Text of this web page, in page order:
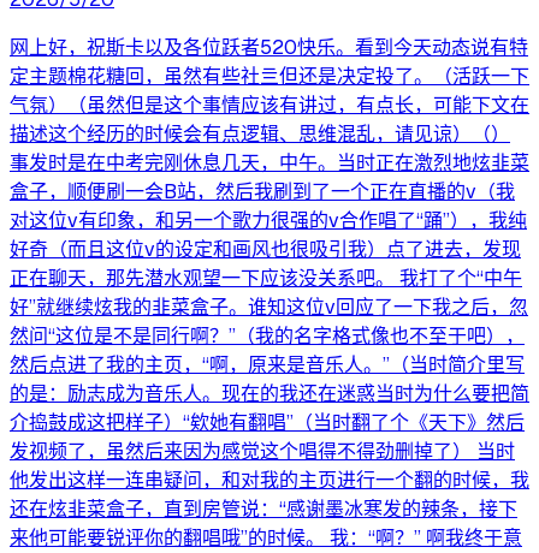
网上好，祝斯卡以及各位跃者520快乐。看到今天动态说有特
定主题棉花糖回，虽然有些社亖但还是决定投了。（活跃一下
气氛）（虽然但是这个事情应该有讲过，有点长，可能下文在
描述这个经历的时候会有点逻辑、思维混乱，请见谅）（）
事发时是在中考完刚休息几天，中午。当时正在激烈地炫韭菜
盒子，顺便刷一会B站，然后我刷到了一个正在直播的v（我
对这位v有印象，和另一个歌力很强的v合作唱了“踊”），我纯
好奇（而且这位v的设定和画风也很吸引我）点了进去，发现
正在聊天，那先潜水观望一下应该没关系吧。 我打了个“中午
好”就继续炫我的韭菜盒子。谁知这位v回应了一下我之后，忽
然问“这位是不是同行啊？”（我的名字格式像也不至于吧），
然后点进了我的主页，“啊，原来是音乐人。”（当时简介里写
的是：励志成为音乐人。现在的我还在迷惑当时为什么要把简
介捣鼓成这把样子）“欸她有翻唱”（当时翻了个《天下》然后
发视频了，虽然后来因为感觉这个唱得不得劲删掉了） 当时
他发出这样一连串疑问，和对我的主页进行一个翻的时候，我
还在炫韭菜盒子，直到房管说：“感谢墨冰寒发的辣条，接下
来他可能要锐评你的翻唱哦”的时候。 我：“啊？” 啊我终于意